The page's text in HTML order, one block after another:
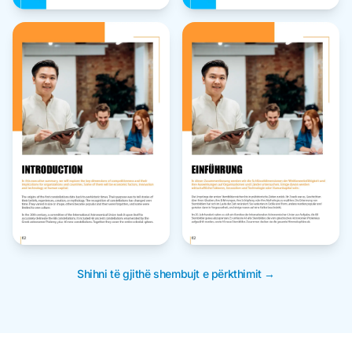
Shihni të gjithë shembujt e përkthimit →